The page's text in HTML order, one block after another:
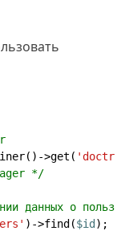
>get(
*/
данных о
)->find($id );